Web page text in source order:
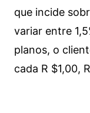
que incide
variar entre
planos, o
cada R $1,00,